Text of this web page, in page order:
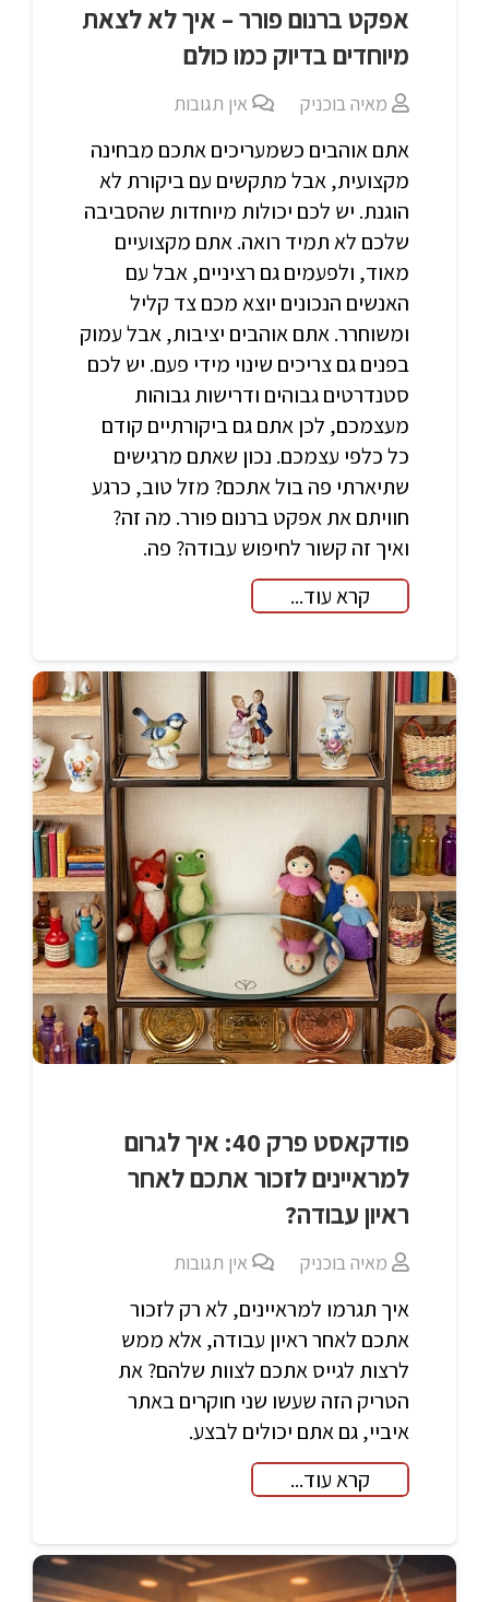
אפקט ברנום פורר – איך לא לצאת
מיוחדים בדיוק כמו כולם
מאיה בוכניק אין תגובות
אתם אוהבים כשמעריכים אתכם מבחינה
מקצועית, אבל מתקשים עם ביקורת לא
הוגנת. יש לכם יכולות מיוחדות שהסביבה
שלכם לא תמיד רואה. אתם מקצועיים
מאוד, ולפעמים גם רציניים, אבל עם
האנשים הנכונים יוצא מכם צד קליל
ומשוחרר. אתם אוהבים יציבות, אבל עמוק
בפנים גם צריכים שינוי מידי פעם. יש לכם
סטנדרטים גבוהים ודרישות גבוהות
מעצמכם, לכן אתם גם ביקורתיים קודם
כל כלפי עצמכם. נכון שאתם מרגישים
שתיארתי פה בול אתכם? מזל טוב, כרגע
חוויתם את אפקט ברנום פורר. מה זה?
ואיך זה קשור לחיפוש עבודה? פה.
קרא עוד...
פודקאסט פרק 40: איך לגרום
למראיינים לזכור אתכם לאחר
ראיון עבודה?
מאיה בוכניק אין תגובות
איך תגרמו למראיינים, לא רק לזכור
אתכם לאחר ראיון עבודה, אלא ממש
לרצות לגייס אתכם לצוות שלהם? את
הטריק הזה שעשו שני חוקרים באתר
איביי, גם אתם יכולים לבצע.
קרא עוד...